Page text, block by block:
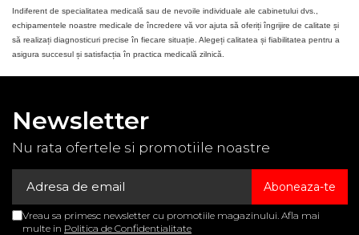
Indiferent de specialitatea medicală sau de nevoile individuale ale cabinetului dvs.,
echipamentele noastre medicale de încredere vă vor ajuta să oferiți îngrijire de calitate și
să realizați diagnosticuri precise în fiecare situație. Alegeți calitatea și fiabilitatea pentru a
asigura succesul și satisfacția în practica medicală zilnică.
Newsletter
Nu rata ofertele si promotiile noastre
Vreau sa primesc newsletter cu promotiile magazinului. Afla mai
multe in Politica de Confidentialitate